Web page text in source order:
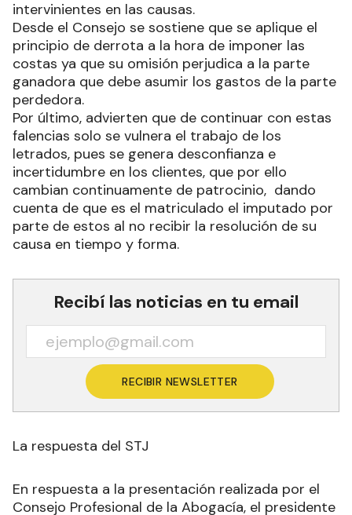
intervinientes en las causas.
Desde el Consejo se sostiene que se aplique el
principio de derrota a la hora de imponer las
costas ya que su omisión perjudica a la parte
ganadora que debe asumir los gastos de la parte
perdedora.
Por último, advierten que de continuar con estas
falencias solo se vulnera el trabajo de los
letrados, pues se genera desconfianza e
incertidumbre en los clientes, que por ello
cambian continuamente de patrocinio, dando
cuenta de que es el matriculado el imputado por
parte de estos al no recibir la resolución de su
causa en tiempo y forma.
Recibí las noticias en tu email
RECIBIR NEWSLETTER
La respuesta del STJ
En respuesta a la presentación realizada por el
Consejo Profesional de la Abogacía, el presidente